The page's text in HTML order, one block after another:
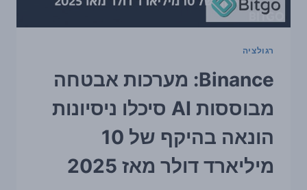
רגולציה
Binance: מערכות אבטחה
מבוססות AI סיכלו ניסיונות
הונאה בהיקף של 10
מיליארד דולר מאז 2025